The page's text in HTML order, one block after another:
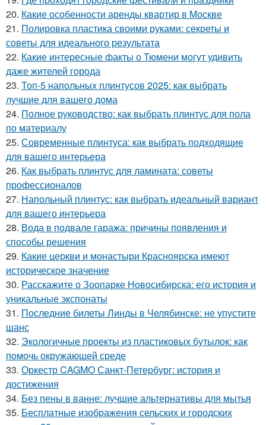
20. Какие особенности аренды квартир в Москве
21. Полировка пластика своими руками: секреты и
советы для идеального результата
22. Какие интересные факты о Тюмени могут удивить
даже жителей города
23. Топ-5 напольных плинтусов 2025: как выбрать
лучшие для вашего дома
24. Полное руководство: как выбрать плинтус для пола
по материалу
25. Современные плинтуса: как выбрать подходящие
для вашего интерьера
26. Как выбрать плинтус для ламината: советы
профессионалов
27. Напольный плинтус: как выбрать идеальный вариант
для вашего интерьера
28. Вода в подвале гаража: причины появления и
способы решения
29. Какие церкви и монастыри Красноярска имеют
историческое значение
30. Расскажите о Зоопарке Новосибирска: его история и
уникальные экспонаты
31. Последние билеты Линды в Челябинске: не упустите
шанс
32. Экологичные проекты из пластиковых бутылок: как
помочь окружающей среде
33. Оркестр CAGMO Санкт-Петербург: история и
достижения
34. Без пены в ванне: лучшие альтернативы для мытья
35. Бесплатные изображения сельских и городских